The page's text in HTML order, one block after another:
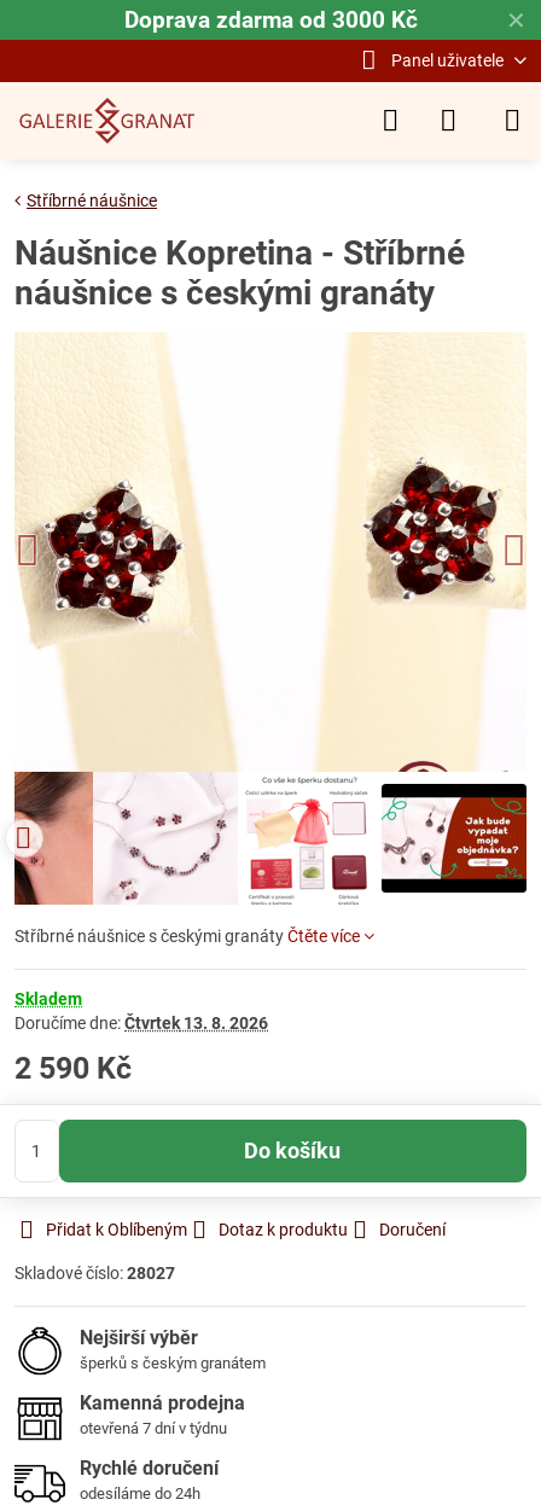
✕
Doprava zdarma od 3000 Kč
Panel uživatele
Stříbrné náušnice
Náušnice Kopretina - Stříbrné
náušnice s českými granáty
Stříbrné náušnice s českými granátyČtěte více
Skladem
Doručíme dne:Čtvrtek 13. 8. 2026
2 590 Kč
Do košíku
Přidat k Oblíbeným Dotaz k produktu Doručení
Skladové číslo:28027
Nejširší výběr
šperků s českým granátem
Kamenná prodejna
otevřená 7 dní v týdnu
Rychlé doručení
odesíláme do 24h